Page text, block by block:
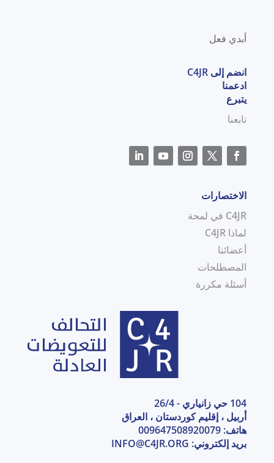
أبدي فعل
انضم إلى C4JR
ادعمنا
يتبرع
تابعنا
الاختصارات
C4JR في لمحة
لماذا C4JR
أعضائنا
المصطلحات
أسئلة مكررة
104 حي زانياري - 26/4
أربيل ، إقليم كوردستان ، العراق
هاتف: 009647508920079
بريد إلكتروني: INFO@C4JR.ORG